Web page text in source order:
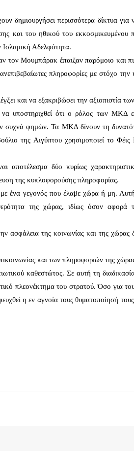
δημιουργήσει περισσότερα δίκτυα για
και του ηθικού του εκκοσμικευμένου
Ισλαμική Αδελφότητα.
τον Μουμπάρακ έπαιξαν παρόμοιο και
πληροφορίες με στόχο την
και να εξακριβώσει την αξιοπιστία
υποστηριχθεί ότι ο ρόλος των ΜΚΔ
συχνά φημών. Τα ΜΚΔ δίνουν τη
της Αιγύπτου χρησιμοποιεί το
αποτέλεσμα δύο κυρίως
της κυκλοφορούσης πληροφορίας.
με ένα γεγονός που έλαβε χώρα ή μη.
της χώρας, ιδίως όσον αφορά
της κοινωνίας και της χώρας
και των πληροφοριών της
καθεστώτος. Σε αυτή τη
πλεονέκτημα του στρατού. Όσο για
η εν αγνοία τους θυματοποίησή